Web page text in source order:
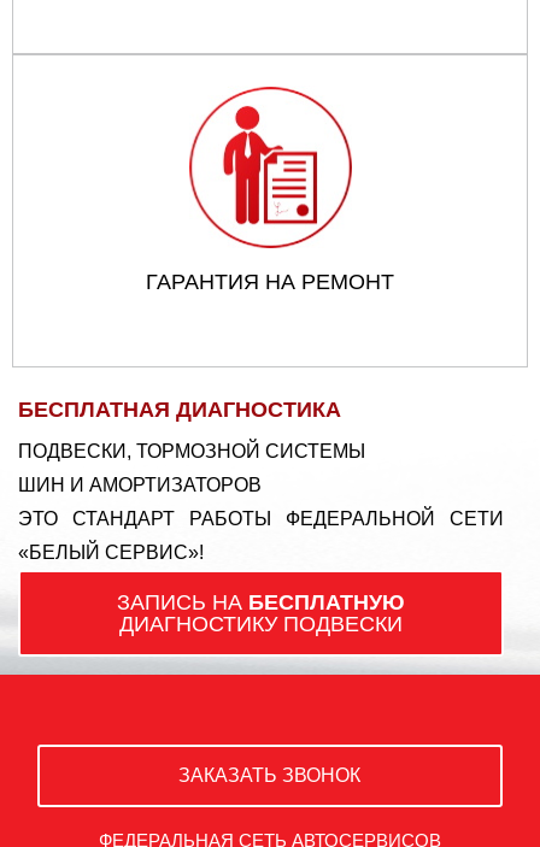
ГАРАНТИЯ НА РЕМОНТ
БЕСПЛАТНАЯ ДИАГНОСТИКА
ПОДВЕСКИ, ТОРМОЗНОЙ СИСТЕМЫ
ШИН И АМОРТИЗАТОРОВ
ЭТО СТАНДАРТ РАБОТЫ ФЕДЕРАЛЬНОЙ СЕТИ
«БЕЛЫЙ СЕРВИС»!
ЗАПИСЬ НА БЕСПЛАТНУЮ
ДИАГНОСТИКУ ПОДВЕСКИ
ЗАКАЗАТЬ ЗВОНОК
ФЕДЕРАЛЬНАЯ СЕТЬ АВТОСЕРВИСОВ